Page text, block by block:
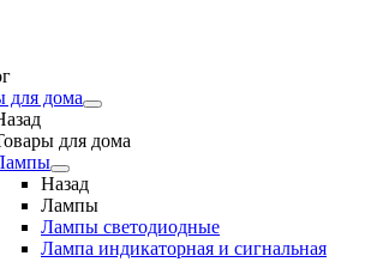
для дома
для дома
Назад
Лампы
Лампы светодиодные
Лампа индикаторная и сигнальная